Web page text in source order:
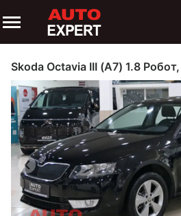
Skoda Octavia III (A7) 1.8